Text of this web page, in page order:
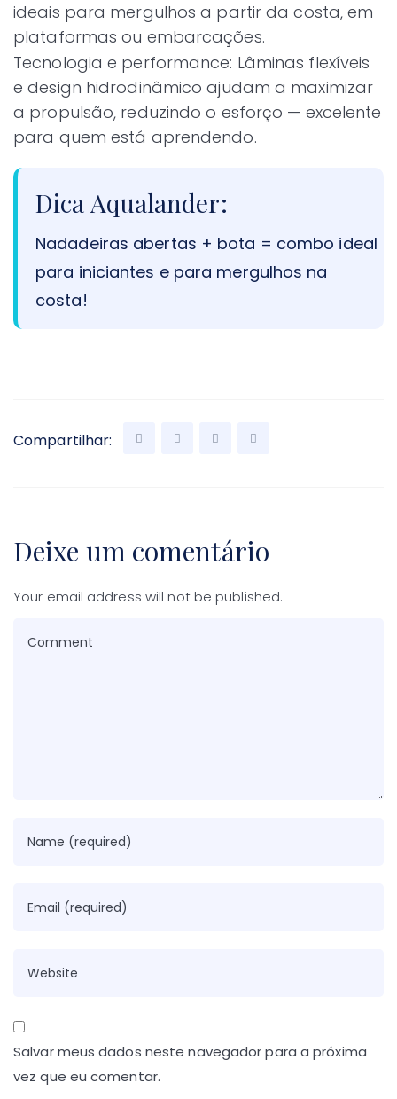
ideais para mergulhos a partir da costa, em
plataformas ou embarcações.
Tecnologia e performance: Lâminas flexíveis
e design hidrodinâmico ajudam a maximizar
a propulsão, reduzindo o esforço — excelente
para quem está aprendendo.
Dica Aqualander:
Nadadeiras abertas + bota = combo ideal
para iniciantes e para mergulhos na
costa!
Compartilhar:
Deixe um comentário
Your email address will not be published.
Salvar meus dados neste navegador para a próxima
vez que eu comentar.